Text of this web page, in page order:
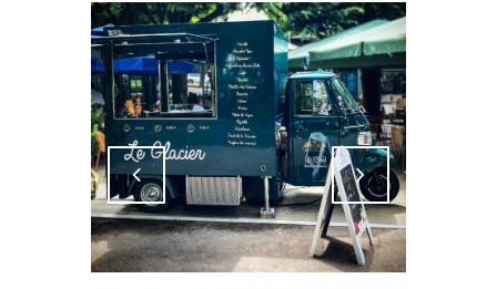
Attiva comando Attiva comando